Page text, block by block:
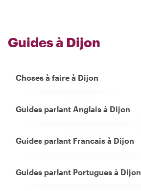
Guides à Dijon
Choses à faire à Dijon
Guides parlant Anglais à Dijon
Guides parlant Francais à Dijon
Guides parlant Portugues à Dijon